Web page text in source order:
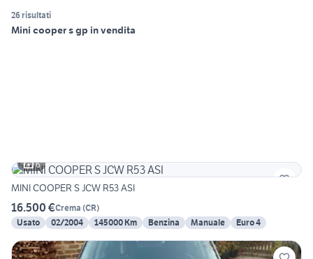
26 risultati
Mini cooper s gp in vendita
6
MINI COOPER S JCW R53 ASI
16.500 €Crema (CR)
Usato
02/2004 145000 Km Benzina Manuale Euro 4